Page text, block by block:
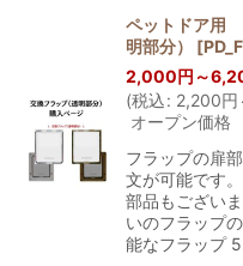
ペットドア用
明部分）
[
2,000円 ～
(税込: 2,200円
オープン価格
フラップの扉
文が可能です
部品もござい
いのフラップ
能なフラップ